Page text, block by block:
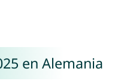
en Alemania